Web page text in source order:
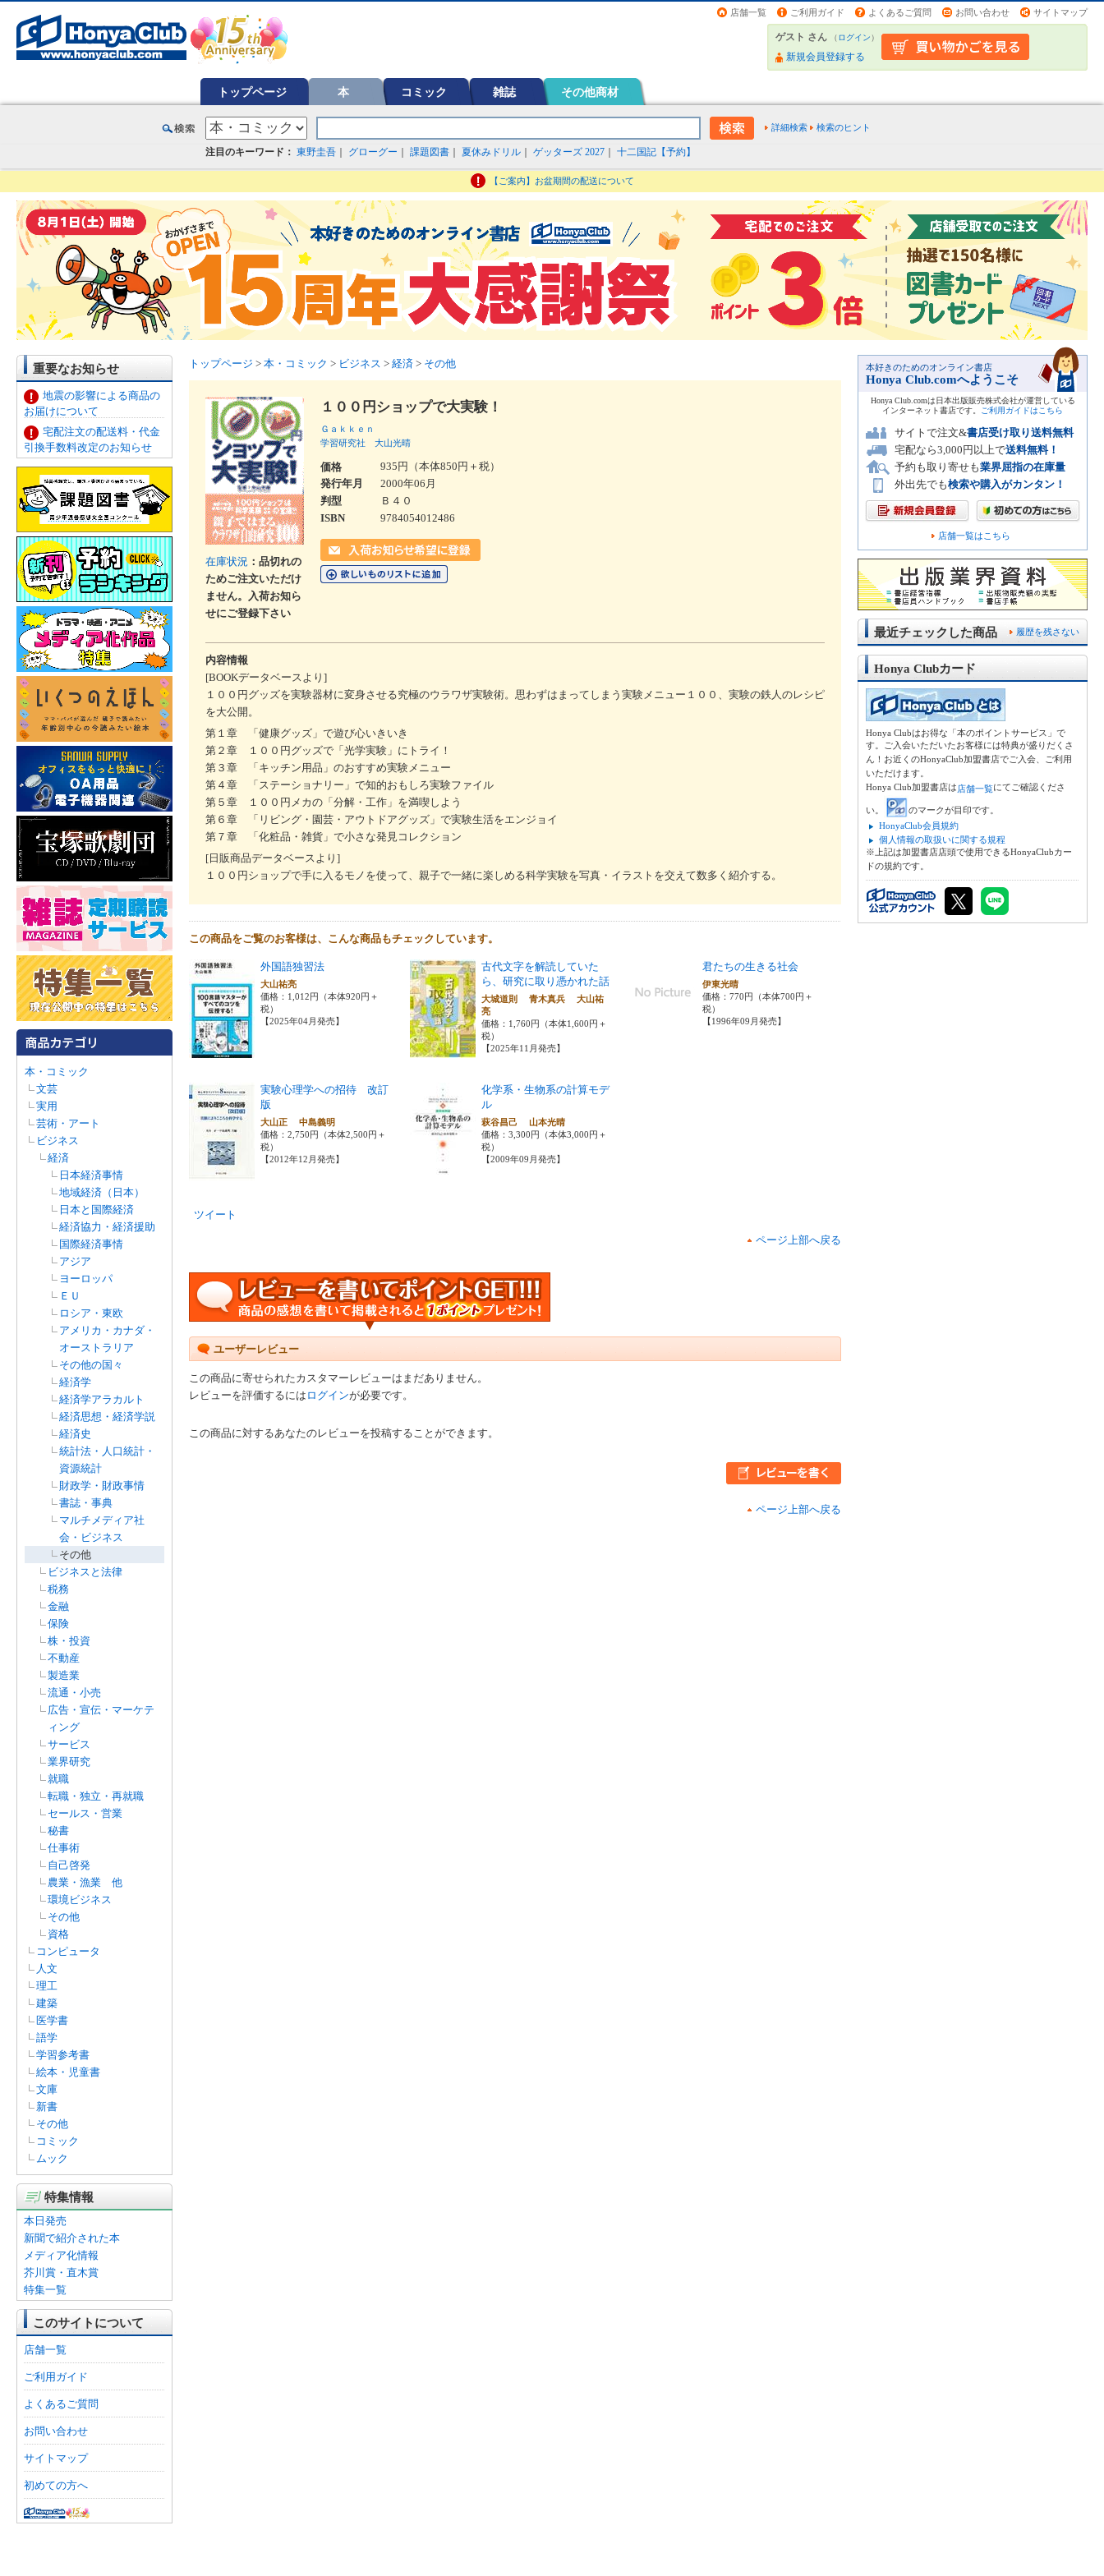
店舗一覧 ご利用ガイド よくあるご質問 お問い合わせ サイトマップ
ゲスト さん （ログイン）
新規会員登録する
トップページ 本 コミック 雑誌 その他商材
詳細検索 検索のヒント
注目のキーワード： 東野圭吾 グローグー 課題図書 夏休みドリル ゲッターズ 2027 十二国記【予約】
【ご案内】お盆期間の配送について
重要なお知らせ
地震の影響による商品の
お届けについて
宅配注文の配送料・代金
引換手数料改定のお知らせ
本・コミック
文芸
実用
芸術・アート
ビジネス
経済
日本経済事情
地域経済（日本）
日本と国際経済
経済協力・経済援助
国際経済事情
アジア
ヨーロッパ
ＥＵ
ロシア・東欧
アメリカ・カナダ・
オーストラリア
その他の国々
経済学
経済学アラカルト
経済思想・経済学説
経済史
統計法・人口統計・
資源統計
財政学・財政事情
書誌・事典
マルチメディア社
会・ビジネス
その他
ビジネスと法律
税務
金融
保険
株・投資
不動産
製造業
流通・小売
広告・宣伝・マーケテ
ィング
サービス
業界研究
就職
転職・独立・再就職
セールス・営業
秘書
仕事術
自己啓発
農業・漁業 他
環境ビジネス
その他
資格
コンピュータ
人文
理工
建築
医学書
語学
学習参考書
絵本・児童書
文庫
新書
その他
コミック
ムック
特集情報
本日発売
新聞で紹介された本
メディア化情報
芥川賞・直木賞
特集一覧
このサイトについて
店舗一覧
ご利用ガイド
よくあるご質問
お問い合わせ
サイトマップ
初めての方へ
トップページ > 本・コミック > ビジネス > 経済 > その他
在庫状況 ：品切れの
ためご注文いただけ
ません。入荷お知ら
せにご登録下さい
１００円ショップで大実験！
Ｇａｋｋｅｎ
学習研究社
大山光晴
価格
935円（本体850円＋税）
発行年月
2000年06月
判型
Ｂ４０
ISBN
9784054012486
内容情報
[BOOKデータベースより]
１００円グッズを実験器材に変身させる究極のウラワザ実験術。思わずはまってしまう実験メニュー１００、実験の鉄人のレシピ
を大公開。
第１章 「健康グッズ」で遊び心いきいき
第２章 １００円グッズで「光学実験」にトライ！
第３章 「キッチン用品」のおすすめ実験メニュー
第４章 「ステーショナリー」で知的おもしろ実験ファイル
第５章 １００円メカの「分解・工作」を満喫しよう
第６章 「リビング・園芸・アウトドアグッズ」で実験生活をエンジョイ
第７章 「化粧品・雑貨」で小さな発見コレクション
[日販商品データベースより]
１００円ショップで手に入るモノを使って、親子で一緒に楽しめる科学実験を写真・イラストを交えて数多く紹介する。
この商品をご覧のお客様は、こんな商品もチェックしています。
外国語独習法
大山祐亮
価格：1,012円（本体920円＋
税）
【2025年04月発売】
古代文字を解読していた
ら、研究に取り憑かれた話
大城道則 青木真兵 大山祐
亮
価格：1,760円（本体1,600円＋
税）
【2025年11月発売】
君たちの生きる社会
伊東光晴
価格：770円（本体700円＋
税）
【1996年09月発売】
実験心理学への招待 改訂
版
大山正 中島義明
価格：2,750円（本体2,500円＋
税）
【2012年12月発売】
化学系・生物系の計算モデ
ル
萩谷昌己 山本光晴
価格：3,300円（本体3,000円＋
税）
【2009年09月発売】
ツイート
ページ上部へ戻る
ユーザーレビュー
この商品に寄せられたカスタマーレビューはまだありません。
レビューを評価するには ログインが必要です。
この商品に対するあなたのレビューを投稿することができます。
ページ上部へ戻る
本好きのためのオンライン書店
Honya Club.comへようこそ
Honya Club.comは日本出版販売株式会社が運営している
インターネット書店です。
ご利用ガイドはこちら
サイトで注文&書店受け取り送料無料
宅配なら3,000円以上で送料無料！
予約も取り寄せも業界屈指の在庫量
外出先でも検索や購入がカンタン！
店舗一覧はこちら
履歴を残さない
最近チェックした商品
Honya Clubカード
Honya Clubはお得な「本のポイントサービス」で
す。ご入会いただいたお客様には特典が盛りだくさ
ん！お近くのHonyaClub加盟書店でご入会、ご利用
いただけます。
Honya Club加盟書店は店舗一覧にてご確認くださ
い。
のマークが目印です。
HonyaClub会員規約
個人情報の取扱いに関する規程
※上記は加盟書店店頭で使用できるHonyaClubカー
ドの規約です。